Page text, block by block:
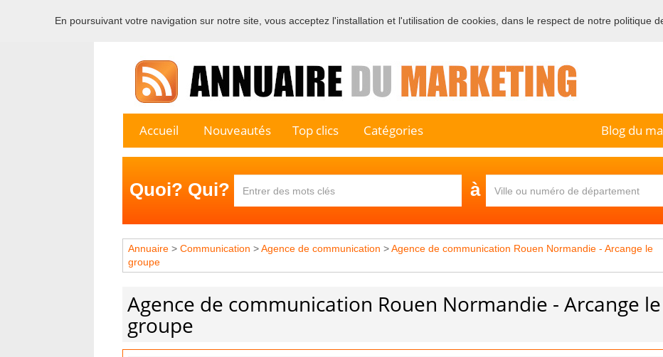
Bienvenue sur l'annuaire professionnel du marketing et de la communication en
Accueil Nouveautés Top clics Catégories Blog du
Quoi? Qui? à
Annuaire > Communication >Agence de communication >Agence de communication Rouen Normandie - Arcange le
groupe
Agence de communication Rouen Normandie - Arcange le
groupe
En poursuivant votre navigation sur notre site, vous acceptez l'installation et l'utilisation de cookies, dans le respect de notre politique